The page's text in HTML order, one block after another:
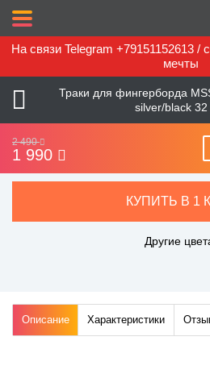
На связи Telegram +79151152613 /
мечты
Траки для фингерборда
silver/black
2 490
1 990
КУПИТЬ В 1
Другие
Описание Характеристики